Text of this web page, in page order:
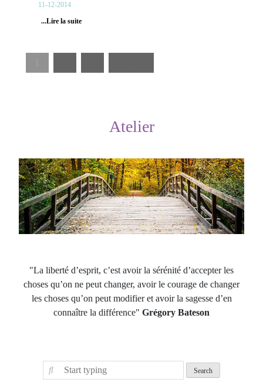
11-12-2014
...Lire la suite
Atelier
"La liberté d’esprit, c’est avoir la sérénité d’accepter les
choses qu’on ne peut changer, avoir le courage de changer
les choses qu’on peut modifier et avoir la sagesse d’en
connaître la différence" Grégory Bateson